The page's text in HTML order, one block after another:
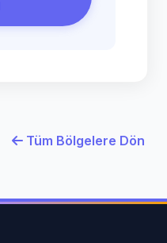
Tüm Bölgelere Dön